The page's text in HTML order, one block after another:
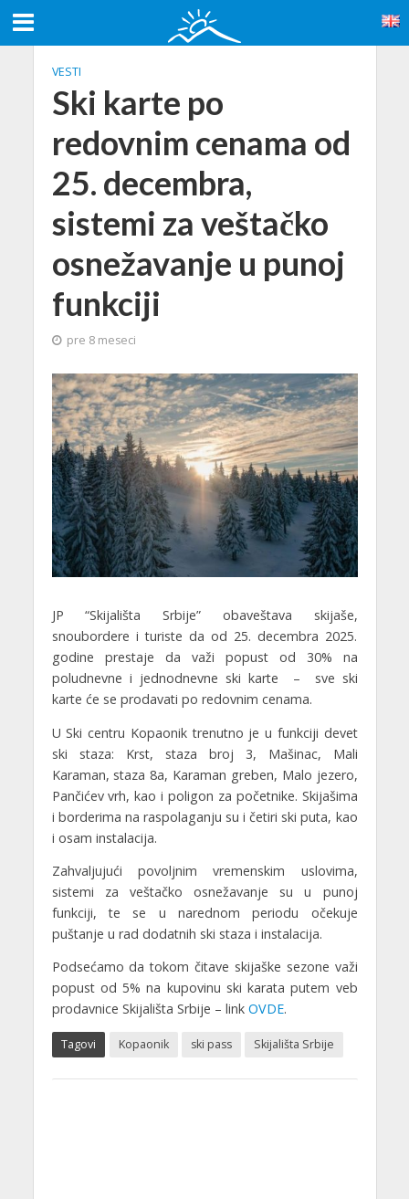
VESTI
Ski karte po
redovnim cenama od
25. decembra,
sistemi za veštačko
osnežavanje u punoj
funkciji
pre 8 meseci
JP “Skijališta Srbije” obaveštava skijaše,
snoubordere i turiste da od 25. decembra 2025.
godine prestaje da važi popust od 30% na
poludnevne i jednodnevne ski karte – sve ski
karte će se prodavati po redovnim cenama.
U Ski centru Kopaonik trenutno je u funkciji devet
ski staza: Krst, staza broj 3, Mašinac, Mali
Karaman, staza 8a, Karaman greben, Malo jezero,
Pančićev vrh, kao i poligon za početnike. Skijašima
i borderima na raspolaganju su i četiri ski puta, kao
i osam instalacija.
Zahvaljujući povoljnim vremenskim uslovima,
sistemi za veštačko osnežavanje su u punoj
funkciji, te se u narednom periodu očekuje
puštanje u rad dodatnih ski staza i instalacija.
Podsećamo da tokom čitave skijaške sezone važi
popust od 5% na kupovinu ski karata putem veb
prodavnice Skijališta Srbije – link OVDE.
Tagovi Kopaonik ski pass Skijališta Srbije